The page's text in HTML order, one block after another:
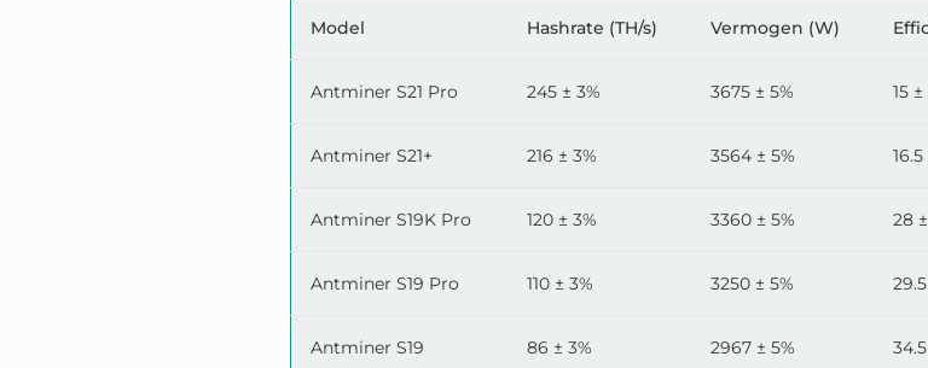
Model Hashrate (TH/s) Vermogen (W)
Antminer S21 Pro 245 ± 3% 3675 ± 5% 15 ±
Antminer S21+ 216 ± 3% 3564 ± 5%
Antminer S19K Pro 120 ± 3% 3360 ± 5% 28
Antminer S19 Pro 110 ± 3% 3250 ± 5%
Antminer S19 86 ± 3% 2967 ± 5%